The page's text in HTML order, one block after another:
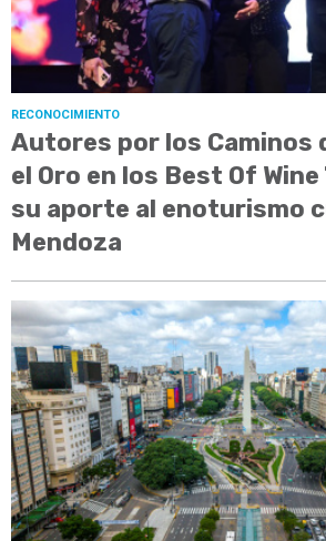
RECONOCIMIENTO
Autores por los Caminos
el Oro en los Best Of
su aporte al enoturismo
Mendoza